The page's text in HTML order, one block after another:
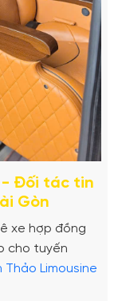
- Đối tác tin
Gòn
xe hợp đồng
cho tuyến
Thảo Limousine